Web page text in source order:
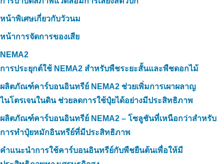
หน้าพิเศษเกี่ยวกับวัวนม
หน้าการจัดการของเสีย
NEMA2
การประยุกต์ใช้ NEMA2 สำหรับพืชระยะสั้นและพืชดอกไม้
ผลิตภัณฑ์คาร์บอนอินทรีย์ NEMA2 ช่วยเพิ่มการเผาผลาญ
ไนโตรเจนในดิน ช่วยลดการใช้ปุ๋ยได้อย่างมีประสิทธิภาพ
ผลิตภัณฑ์คาร์บอนอินทรีย์ NEMA2 – โซลูชันที่เหนือกว่าสำหรับ
การทำปุ๋ยหมักอินทรีย์ที่มีประสิทธิภาพ
คำแนะนำการใช้คาร์บอนอินทรีย์กับพืชยืนต้นเพื่อให้มี